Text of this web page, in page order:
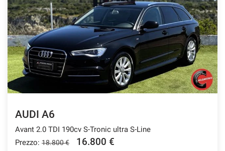
AUDI A6
Avant 2.0 TDI 190cv S-Tronic ultra S-Line
Prezzo: 18.800 € 16.800 €